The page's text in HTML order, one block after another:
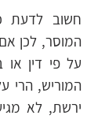
חשוב לדעת
המוסר, לכן
על פי דין
המוריש, הרי
ירשת, לא